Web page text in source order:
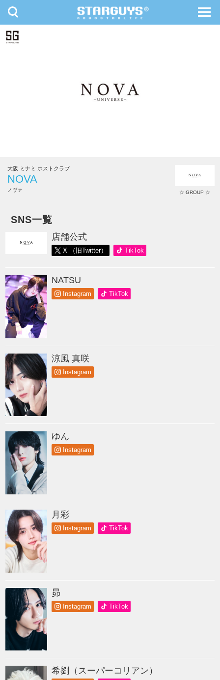
九州・沖縄
toggle
navigation
大阪 ミナミ ホストクラブ
NOVA
ノヴァ ☆ GROUP ☆
SNS一覧
店舗公式
X （旧Twitter） TikTok
NATSU
Instagram TikTok
涼風 真咲
Instagram
ゆん
Instagram
月彩
Instagram TikTok
昴
Instagram TikTok
希劉（スーパーコリアン）